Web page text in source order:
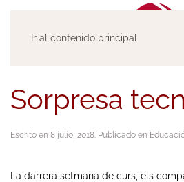
Ir al contenido principal
Sorpresa
Escrito en 8 julio, 2018. Publicado en
La darrera setmana de curs, els